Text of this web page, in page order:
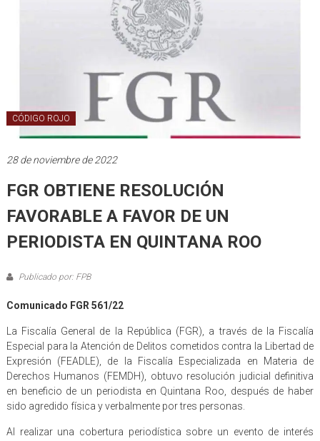
CÓDIGO ROJO
28 de noviembre de 2022
FGR OBTIENE RESOLUCIÓN
FAVORABLE A FAVOR DE UN
PERIODISTA EN QUINTANA ROO
Publicado por: FPB
Comunicado FGR 561/22
La Fiscalía General de la República (FGR), a través de la Fiscalía
Especial para la Atención de Delitos cometidos contra la Libertad de
Expresión (FEADLE), de la Fiscalía Especializada en Materia de
Derechos Humanos (FEMDH), obtuvo resolución judicial definitiva
en beneficio de un periodista en Quintana Roo, después de haber
sido agredido física y verbalmente por tres personas.
Al realizar una cobertura periodística sobre un evento de interés